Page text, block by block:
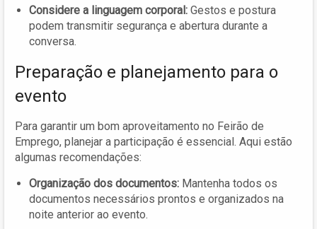
Considere a linguagem corporal: Gestos e postura
podem transmitir segurança e abertura durante a
conversa.
Preparação e planejamento para o
evento
Para garantir um bom aproveitamento no Feirão de
Emprego, planejar a participação é essencial. Aqui estão
algumas recomendações:
Organização dos documentos: Mantenha todos os
documentos necessários prontos e organizados na
noite anterior ao evento.